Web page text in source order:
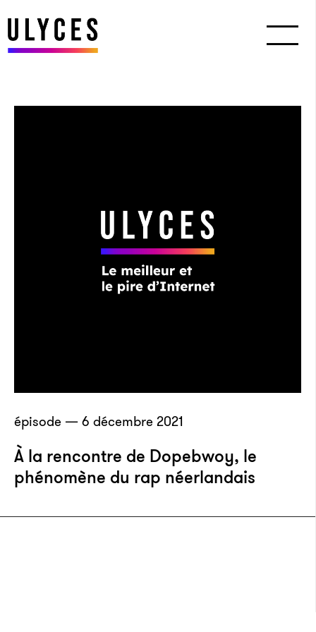
épisode — 6 décembre 2021
À la rencontre de Dopebwoy, le
phénomène du rap néerlandais